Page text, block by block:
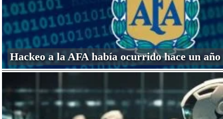
Hackeo a la AFA había ocurrido hace un año